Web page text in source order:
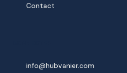
Contact
info@hubvanier.com